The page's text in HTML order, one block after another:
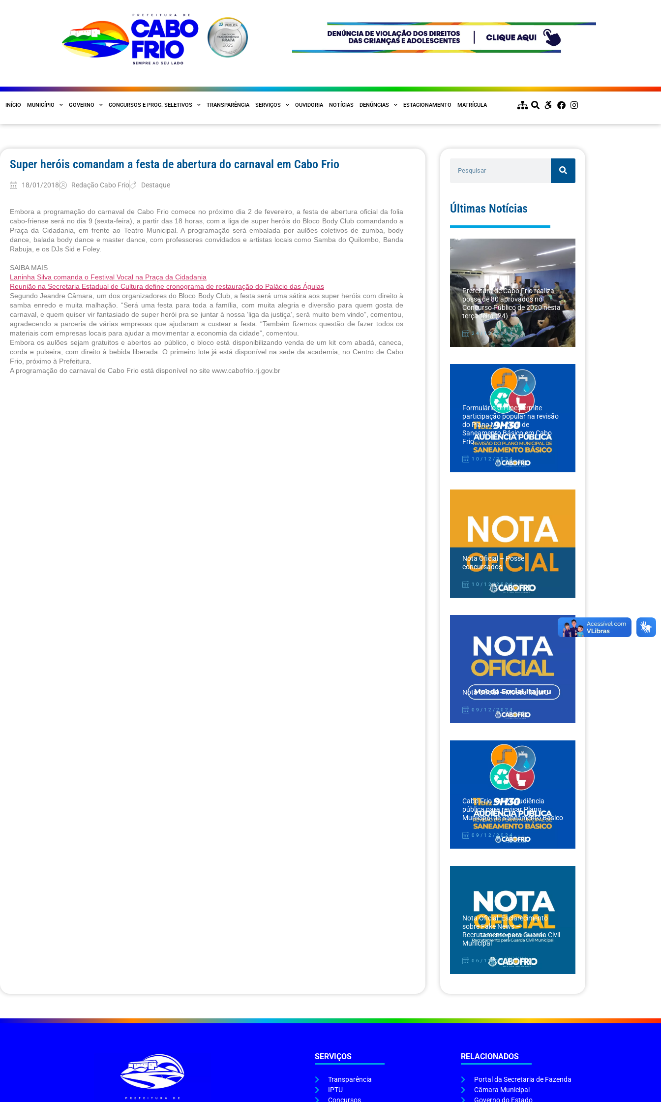
INÍCIO MUNICÍPIO GOVERNO CONCURSOS E PROC. SELETIVOS TRANSPARÊNCIA SERVIÇOS OUVIDORIA NOTÍCIAS DENÚNCIAS ESTACIONAMENTO MATRÍCULA
Super heróis comandam a festa de abertura do carnaval em Cabo Frio
18/01/2018 Redação Cabo Frio Destaque
Embora a programação do carnaval de Cabo Frio comece no próximo dia 2 de fevereiro, a festa de abertura oficial da folia
cabo-friense será no dia 9 (sexta-feira), a partir das 18 horas, com a liga de super heróis do Bloco Body Club comandando a
Praça da Cidadania, em frente ao Teatro Municipal. A programação será embalada por aulões coletivos de zumba, body
dance, balada body dance e master dance, com professores convidados e artistas locais como Samba do Quilombo, Banda
Rabuja, e os DJs Sid e Foley.
SAIBA MAIS
Laninha Silva comanda o Festival Vocal na Praça da Cidadania
Reunião na Secretaria Estadual de Cultura define cronograma de restauração do Palácio das Águias
Segundo Jeandre Câmara, um dos organizadores do Bloco Body Club, a festa será uma sátira aos super heróis com direito à
samba enredo e muita malhação. “Será uma festa para toda a família, com muita alegria e diversão para quem gosta de
carnaval, e quem quiser vir fantasiado de super herói pra se juntar à nossa ‘liga da justiça’, será muito bem vindo”, comentou,
agradecendo a parceria de várias empresas que ajudaram a custear a festa. “Também fizemos questão de fazer todos os
materiais com empresas locais para ajudar a movimentar a economia da cidade”, comentou.
Embora os aulões sejam gratuitos e abertos ao público, o bloco está disponibilizando venda de um kit com abadá, caneca,
corda e pulseira, com direito à bebida liberada. O primeiro lote já está disponível na sede da academia, no Centro de Cabo
Frio, próximo à Prefeitura.
A programação do carnaval de Cabo Frio está disponível no site www.cabofrio.rj.gov.br
Últimas Notícias
Prefeitura de Cabo Frio realiza
posse de 80 aprovados no
Concurso Público de 2020 nesta
terça-feira (24)
24/12/2024
Formulário on-line permite
participação popular na revisão
do Plano Municipal de
Saneamento Básico em Cabo
Frio
10/12/2024
Nota Oficial – Posse
concursados
10/12/2024
Nota Oficial – Moeda Itajuru
09/12/2024
Cabo Frio realiza audiência
pública para revisar Plano
Municipal de Saneamento Básico
09/12/2024
Nota Oficial: Esclarecimento
sobre Fake News –
Recrutamento para Guarda Civil
Municipal
06/12/2024
SERVIÇOS
Transparência
IPTU
Concursos
RELACIONADOS
Portal da Secretaria de Fazenda
Câmara Municipal
Governo do Estado